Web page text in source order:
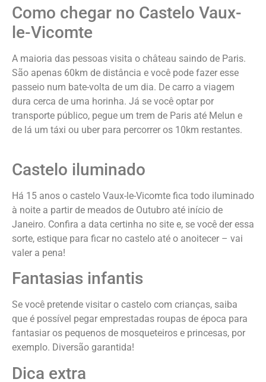
Como chegar no Castelo Vaux-
le-Vicomte
A maioria das pessoas visita o château saindo de Paris.
São apenas 60km de distância e você pode fazer esse
passeio num bate-volta de um dia. De carro a viagem
dura cerca de uma horinha. Já se você optar por
transporte público, pegue um trem de Paris até Melun e
de lá um táxi ou uber para percorrer os 10km restantes.
Castelo iluminado
Há 15 anos o castelo Vaux-le-Vicomte fica todo iluminado
à noite a partir de meados de Outubro até início de
Janeiro. Confira a data certinha no site e, se você der essa
sorte, estique para ficar no castelo até o anoitecer – vai
valer a pena!
Fantasias infantis
Se você pretende visitar o castelo com crianças, saiba
que é possível pegar emprestadas roupas de época para
fantasiar os pequenos de mosqueteiros e princesas, por
exemplo. Diversão garantida!
Dica extra